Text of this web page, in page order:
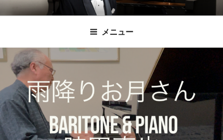
コ
ン
ツ
ス
キ
ッ
プ
時田直也 声楽
家/BARITONE
歌うことは希望を語ること、生きることは喜
びも悲しみもわかちあうことかけがえのない
あなたに「いのちの歌」をお届けします。
メニュー